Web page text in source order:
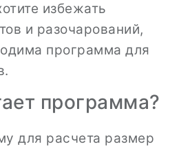
избежать
и разочарований,
программа для
программа?
для расчета размер